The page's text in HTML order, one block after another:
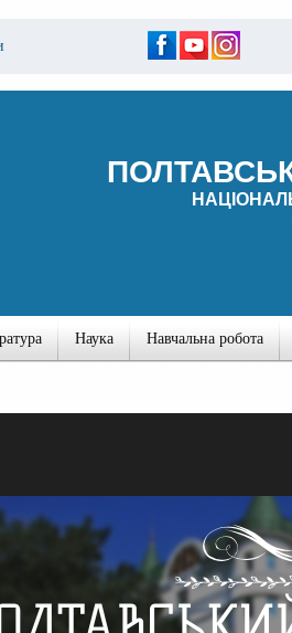
Наука Навчальна робота